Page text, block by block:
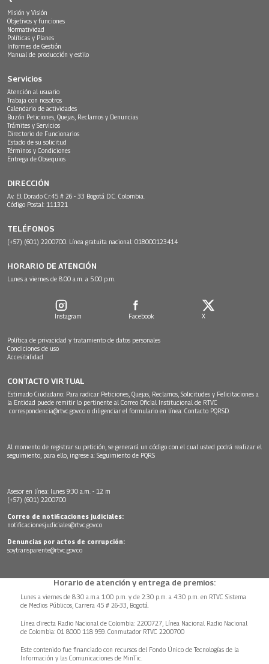
Misión y Visión
Objetivos y funciones
Normatividad
Políticas y Planes
Informes de Gestión
Manual de producción y estilo
Servicios
Atención al usuario
Trabaja con nosotros
Calendario de actividades
Buzón Peticiones, Quejas, Reclamos y Denuncias
Trámites y Servicios
Directorio de Funcionarios
Estado de su solicitud
Términos y Condiciones
Entrega de Obsequios
DIRECCIÓN
Av. El Dorado Cr.45 # 26 - 33 Bogotá D.C. Colombia.
Código Postal: 111321
TELÉFONOS
(+57) (601) 2200700. Línea gratuita nacional: 018000123414
HORARIO DE ATENCIÓN
Lunes a viernes de 8:00 a.m. a 5:00 p.m.
Instagram Facebook X
Política de privacidad y tratamiento de datos personales
Condiciones de uso
Accesibilidad
CONTACTO VIRTUAL
Estimado Ciudadano: Para radicar Peticiones, Quejas, Reclamos, Solicitudes y Felicitaciones a
la Entidad puede remitir lo pertinente al Correo Oficial Institucional de RTVC
correspondencia@rtvc.gov.co o diligenciar el formulario en línea: Contacto PQRSD.
Al momento de registrar su petición, se generará un código con el cual usted podrá realizar el
seguimiento, para ello, ingrese a: Seguimiento de PQRS
Asesor en línea: lunes 9:30 a.m. - 12 m
(+57) (601) 2200700
Correo de notificaciones judiciales:
notificacionesjudiciales@rtvc.gov.co
Denuncias por actos de corrupción:
soytransparente@rtvc.gov.co
Horario de atención y entrega de premios:
Lunes a viernes de 8:30 a.m.a 1:00 p.m. y de 2:30 p.m. a 4:30 p.m. en RTVC Sistema
de Medios Públicos, Carrera 45 # 26-33, Bogotá.
Línea directa Radio Nacional de Colombia: 2200727, Línea Nacional Radio Nacional
de Colombia: 01 8000 118 959. Conmutador RTVC 2200700
Este contenido fue financiado con recursos del Fondo Único de Tecnologías de la
Información y las Comunicaciones de MinTic.